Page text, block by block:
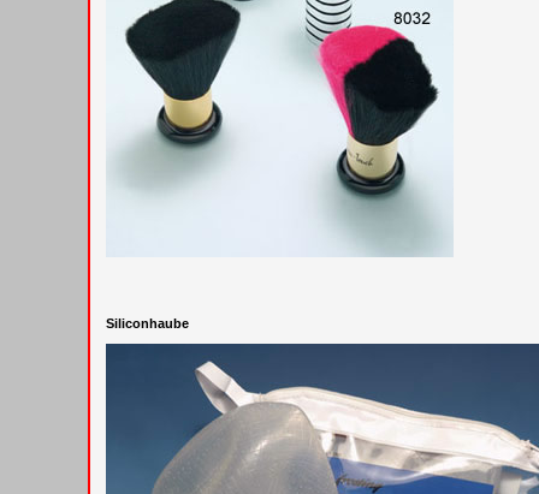
Siliconhaube